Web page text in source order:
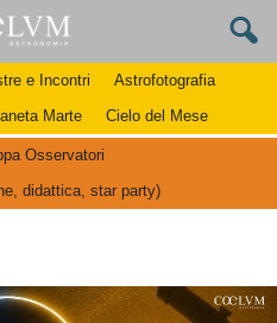
e Incontri
Astrofotografia
Marte Cielo del Mese
Osservatori
didattica, star party)